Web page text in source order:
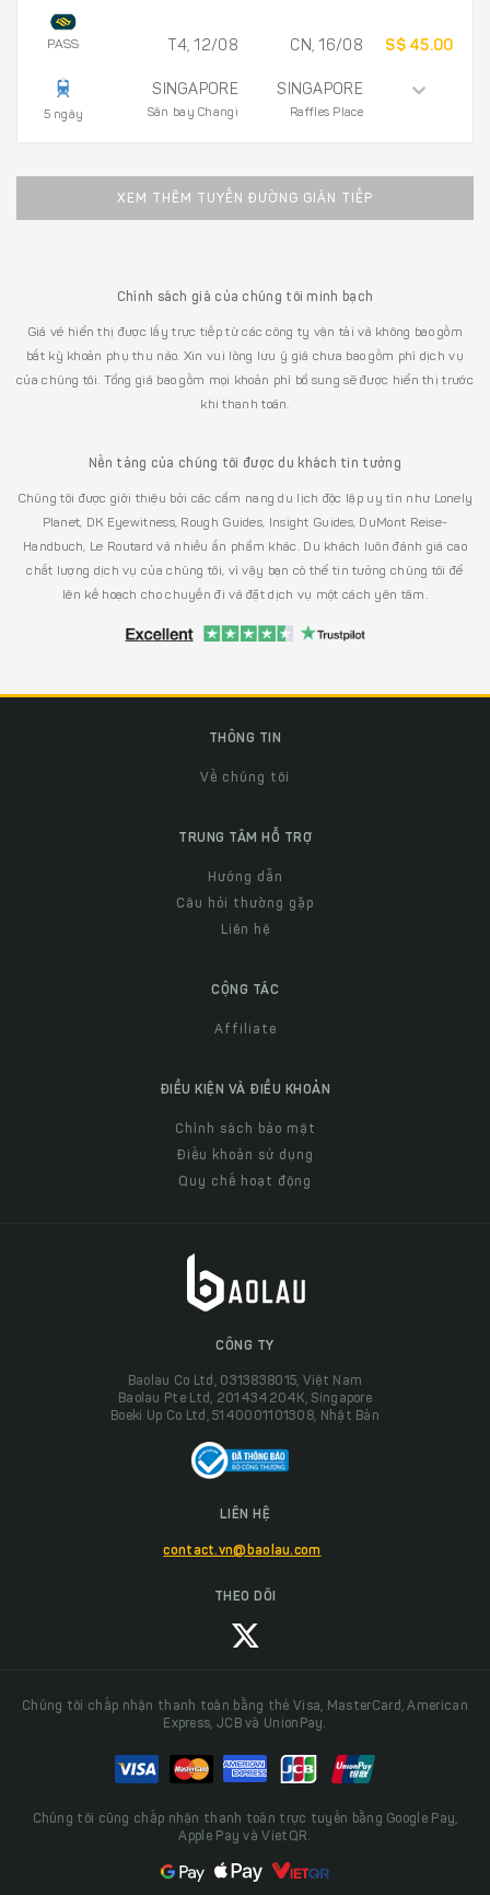
PASS
5 ngày
T4, 12/08
SINGAPORE
Sân bay Changi
CN, 16/08
SINGAPORE
Raffles Place
S$ 45.00
XEM THÊM TUYẾN ĐƯỜNG GIÁN TIẾP
Chính sách giá của chúng tôi minh bạch
Giá vé hiển thị được lấy trực tiếp từ các công ty vận tải và không bao gồm
bất kỳ khoản phụ thu nào. Xin vui lòng lưu ý giá chưa bao gồm phí dịch vụ
của chúng tôi. Tổng giá bao gồm mọi khoản phí bổ sung sẽ được hiển thị trước
khi thanh toán.
Nền tảng của chúng tôi được du khách tin tưởng
Chúng tôi được giới thiệu bởi các cẩm nang du lịch độc lập uy tín như Lonely
Planet, DK Eyewitness, Rough Guides, Insight Guides, DuMont Reise-
Handbuch, Le Routard và nhiều ấn phẩm khác. Du khách luôn đánh giá cao
chất lượng dịch vụ của chúng tôi, vì vậy bạn có thể tin tưởng chúng tôi để
lên kế hoạch cho chuyến đi và đặt dịch vụ một cách yên tâm.
THÔNG TIN
Về chúng tôi
TRUNG TÂM HỖ TRỢ
Hướng dẫn
Câu hỏi thường gặp
Liên hệ
CỘNG TÁC
Affiliate
ĐIỀU KIỆN VÀ ĐIỀU KHOẢN
Chính sách bảo mật
Điều khoản sử dụng
Quy chế hoạt động
CÔNG TY
Baolau Co Ltd, 0313838015, Việt Nam
Baolau Pte Ltd, 201434204K, Singapore
Boeki Up Co Ltd, 5140001101308, Nhật Bản
LIÊN HỆ
contact.vn@baolau.com
THEO DÕI
Chúng tôi chấp nhận thanh toán bằng thẻ Visa, MasterCard, American
Express, JCB và UnionPay.
Chúng tôi cũng chấp nhận thanh toán trực tuyến bằng Google Pay,
Apple Pay và VietQR.